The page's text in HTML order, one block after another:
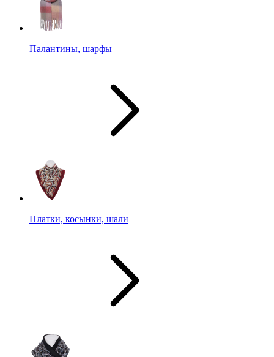
Палантины, шарфы
Платки, косынки, шали